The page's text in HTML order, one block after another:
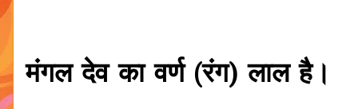
मंगल देव का वर्ण (रंग) लाल है।